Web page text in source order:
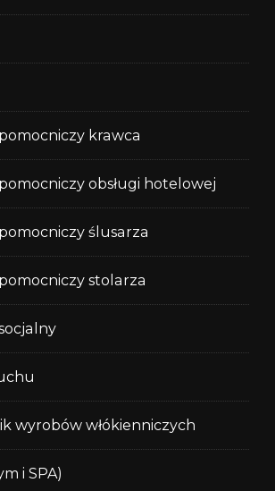
krawca
obsługi hotelowej
ślusarza
stolarza
wyrobów włókienniczych
i SPA)